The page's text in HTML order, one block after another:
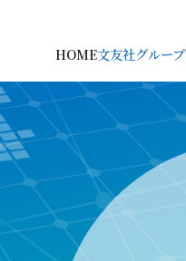
HOME文友社グループ